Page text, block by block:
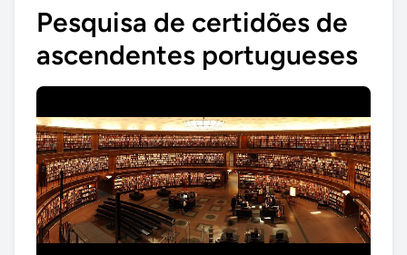
Pesquisa de certidões de
ascendentes portugueses